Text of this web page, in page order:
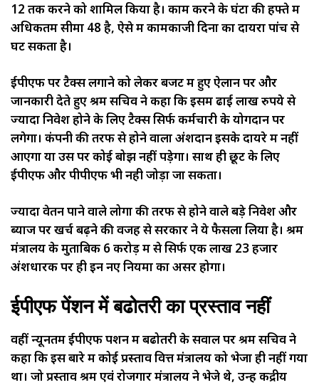
12 तककरनेकोशामिलकियाहै। कामकरनेकेघंटोंकीहफ्तेमें
अधिकतमसीमा 48है, ऐसेमेंकामकाजीदिनोंकादायरापांचसे
घटसकताहै।
ईपीएफपरटैक्सलगानेकोलेकरबजटमेंहुएऐलानपरऔर
जानकारीदेतेहुएश्रमसचिवनेकहाकिइसमेंढाईलाखरुपयेसे
ज्यादानिवेशहोनेकेलिएटैक्ससिर्फकर्मचारीकेयोगदानपर
लगेगा। कंपनीकीतरफसेहोनेवालाअंशदानइसकेदायरेमेंनहीं
आएगायाउसपरकोईबोझनहींपडे़गा। साथहीछूटकेलिए
ईपीएफऔरपीपीएफभीनहीजोड़ाजासकता।
ज्यादावेतनपानेवालेलोगोंकीतरफसेहोनेवालेबड़ेनिवेशऔर
ब्याजपरखर्चबढ़नेकीवजहसेसरकारनेयेफैसलालियाहै। श्रम
मंत्रालयकेमुताबिक 6करोड़मेंसेसिर्फएकलाख 23हजार
अंशधारकपरहीइननएनियमोंकाअसरहोगा।
ईपीएफ पेंशन में बढोतरी का प्रस्ताव नहीं
वहीं न्यूनतम ईपीएफ पेंशन में बढोतरी के सवाल पर श्रम सचिव ने
कहा कि इस बारे में कोई प्रस्ताव वित्त मंत्रालय को भेजा ही नहीं गया
था। जो प्रस्ताव श्रम एवं रोजगार मंत्रालय ने भेजे थे, उन्हें केंद्रीय